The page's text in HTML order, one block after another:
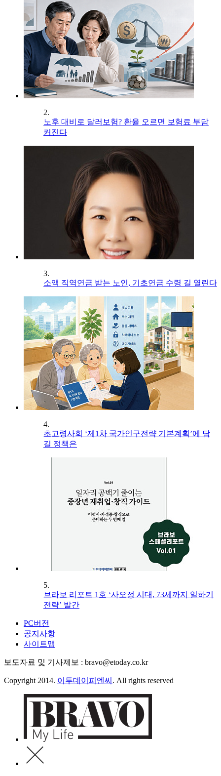
2.
노후 대비로 달러보험? 환율 오르면 보험료 부담
커진다
3.
소액 직역연금 받는 노인, 기초연금 수령 길 열린다
4.
초고령사회 ‘제1차 국가인구전략 기본계획’에 담
길 정책은
5.
브라보 리포트 1호 ‘사오정 시대, 73세까지 일하기
전략’ 발간
PC버전
공지사항
사이트맵
보도자료 및 기사제보 : bravo@etoday.co.kr
Copyright 2014. 이투데이피엔씨 . All rights reserved